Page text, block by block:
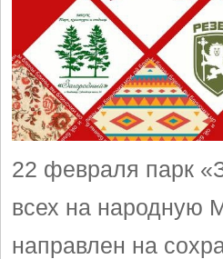
22 февраля парк
всех на народную
направлен на